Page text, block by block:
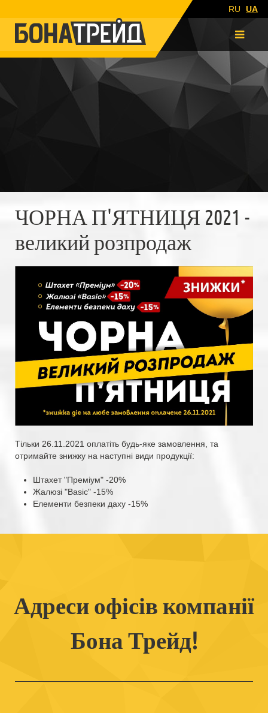
RU UA
ЧОРНА П'ЯТНИЦЯ 2021 -
великий розпродаж
Тільки 26.11.2021 оплатіть будь-яке замовлення, та
отримайте знижку на наступні види продукції:
Штахет "Преміум" -20%
Жалюзі "Basic" -15%
Елементи безпеки даху -15%
Адреси офісів компанії
Бона Трейд!